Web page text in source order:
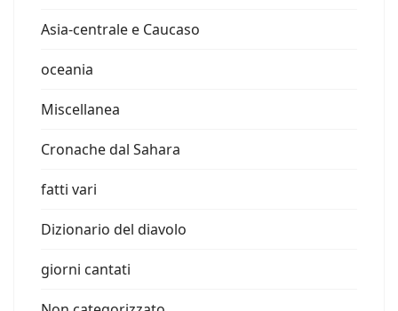
Asia-centrale e Caucaso
oceania
Miscellanea
Cronache dal Sahara
fatti vari
Dizionario del diavolo
giorni cantati